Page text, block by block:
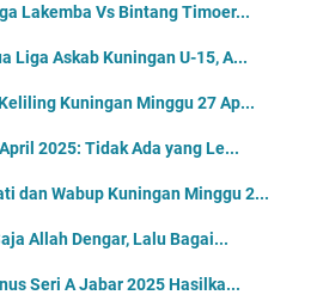
Lakemba Vs Bintang Timoer...
Liga Askab Kuningan U-15, A...
Kuningan Minggu 27 Ap...
2025: Tidak Ada yang Le...
dan Wabup Kuningan Minggu 2...
Allah Dengar, Lalu Bagai...
Seri A Jabar 2025 Hasilka...